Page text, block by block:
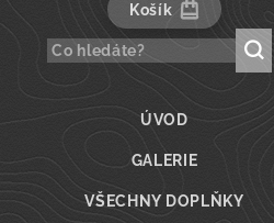
Košík
ÚVOD
GALERIE
VŠECHNY DOPLŇKY